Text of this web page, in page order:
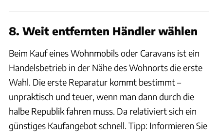
8. Weit entfernten Händler wählen
Beim Kauf eines Wohnmobils oder Caravans ist ein
Handelsbetrieb in der Nähe des Wohnorts die erste
Wahl. Die erste Reparatur kommt bestimmt –
unpraktisch und teuer, wenn man dann durch die
halbe Republik fahren muss. Da relativiert sich ein
günstiges Kaufangebot schnell. Tipp: Informieren Sie